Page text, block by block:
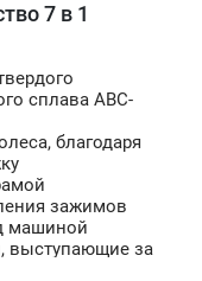
7 в 1
сплава АBC-
благодаря
зажимов
машиной
выступающие за